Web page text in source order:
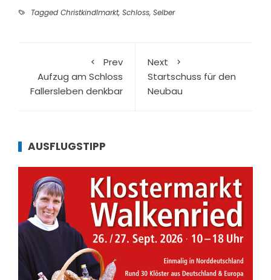
Tagged Christkindlmarkt, Schloss, Selber
Prev
Aufzug am Schloss
Fallersleben denkbar
Next
Startschuss für den
Neubau
AUSFLUGSTIPP